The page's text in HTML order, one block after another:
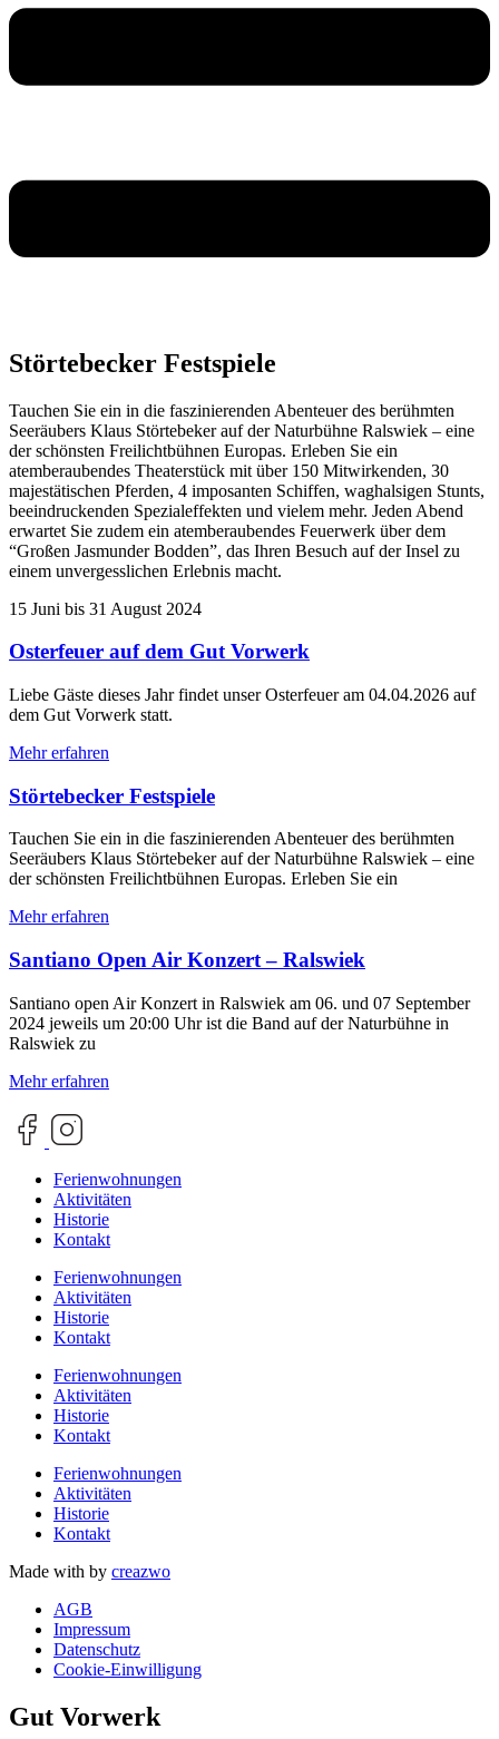
Störtebecker Festspiele
Tauchen Sie ein in die faszinierenden Abenteuer des berühmten
Seeräubers Klaus Störtebeker auf der Naturbühne Ralswiek – eine
der schönsten Freilichtbühnen Europas. Erleben Sie ein
atemberaubendes Theaterstück mit über 150 Mitwirkenden, 30
majestätischen Pferden, 4 imposanten Schiffen, waghalsigen Stunts,
beeindruckenden Spezialeffekten und vielem mehr. Jeden Abend
erwartet Sie zudem ein atemberaubendes Feuerwerk über dem
“Großen Jasmunder Bodden”, das Ihren Besuch auf der Insel zu
einem unvergesslichen Erlebnis macht.
15 Juni bis 31 August 2024
Osterfeuer auf dem Gut Vorwerk
Liebe Gäste dieses Jahr findet unser Osterfeuer am 04.04.2026 auf
dem Gut Vorwerk statt.
Mehr erfahren
Störtebecker Festspiele
Tauchen Sie ein in die faszinierenden Abenteuer des berühmten
Seeräubers Klaus Störtebeker auf der Naturbühne Ralswiek – eine
der schönsten Freilichtbühnen Europas. Erleben Sie ein
Mehr erfahren
Santiano Open Air Konzert – Ralswiek
Santiano open Air Konzert in Ralswiek am 06. und 07 September
2024 jeweils um 20:00 Uhr ist die Band auf der Naturbühne in
Ralswiek zu
Mehr erfahren
Ferienwohnungen
Aktivitäten
Historie
Kontakt
Ferienwohnungen
Aktivitäten
Historie
Kontakt
Ferienwohnungen
Aktivitäten
Historie
Kontakt
Ferienwohnungen
Aktivitäten
Historie
Kontakt
Made with by creazwo
AGB
Impressum
Datenschutz
Cookie-Einwilligung
Gut Vorwerk